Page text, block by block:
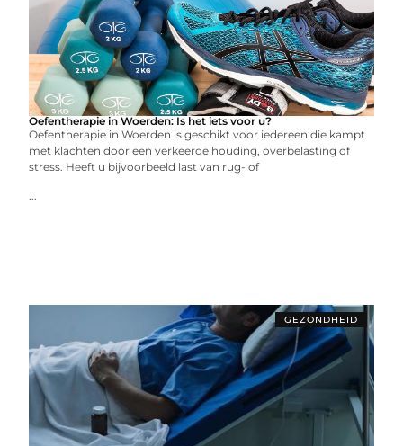
Oefentherapie in Woerden: Is het iets voor u?
Oefentherapie in Woerden is geschikt voor iedereen die kampt
met klachten door een verkeerde houding, overbelasting of
stress. Heeft u bijvoorbeeld last van rug- of
...
GEZONDHEID